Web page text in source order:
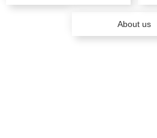
About us